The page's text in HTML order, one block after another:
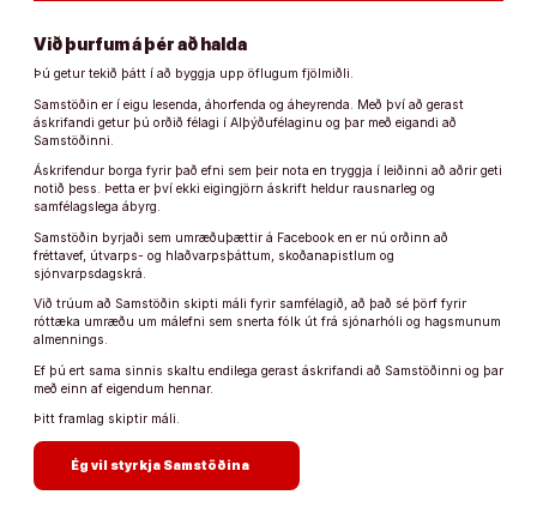
Við þurfum á þér að halda
Þú getur tekið þátt í að byggja upp öflugum fjölmiðli.
Samstöðin er í eigu lesenda, áhorfenda og áheyrenda. Með því að gerast
áskrifandi getur þú orðið félagi í Alþýðufélaginu og þar með eigandi að
Samstöðinni.
Áskrifendur borga fyrir það efni sem þeir nota en tryggja í leiðinni að aðrir geti
notið þess. Þetta er því ekki eigingjörn áskrift heldur rausnarleg og
samfélagslega ábyrg.
Samstöðin byrjaði sem umræðuþættir á Facebook en er nú orðinn að
fréttavef, útvarps- og hlaðvarpsþáttum, skoðanapistlum og
sjónvarpsdagskrá.
Við trúum að Samstöðin skipti máli fyrir samfélagið, að það sé þörf fyrir
róttæka umræðu um málefni sem snerta fólk út frá sjónarhóli og hagsmunum
almennings.
Ef þú ert sama sinnis skaltu endilega gerast áskrifandi að Samstöðinni og þar
með einn af eigendum hennar.
Þitt framlag skiptir máli.
Ég vil styrkja Samstöðina